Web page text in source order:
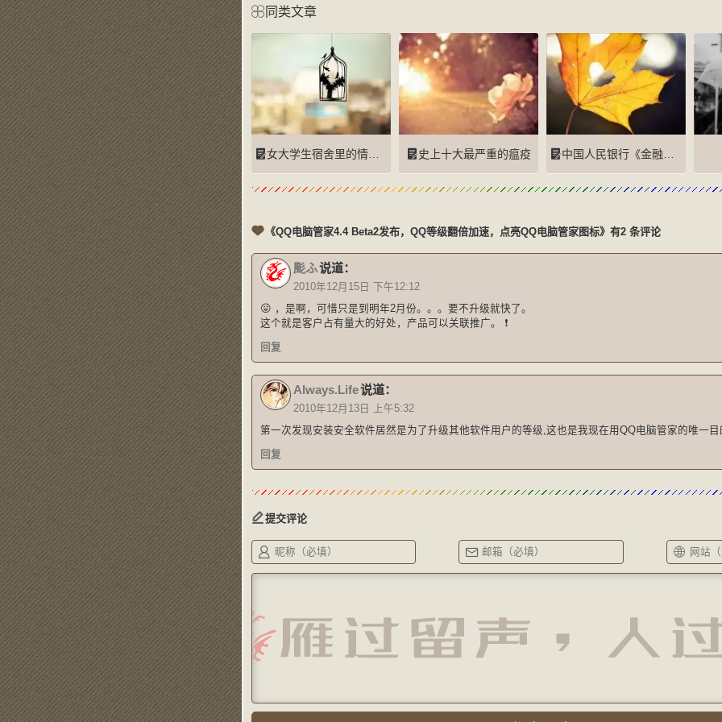
《QQ电脑管家4.4 Beta2发布，QQ等级翻倍加速，点亮QQ电脑管家图标》有2 条评论
颩ふ说道：
2010年12月15日 下午12:12
😛 ，是啊，可惜只是到明年2月份。。。要不升级就快了。
这个就是客户占有量大的好处，产品可以关联推广。 ❗
回复
Always.Life说道：
2010年12月13日 上午5:32
第一次发现安装安全软件居然是为了升级其他软件用户的等级,这也是我现在用QQ电脑管家的唯一目
回复
提交评论
同类文章
女大学生宿舍里的情色秘密(转) 史上十大最严重的瘟疫 中国人民银行《金融科技（FinTech）发展规划（2019-2021年）》全文